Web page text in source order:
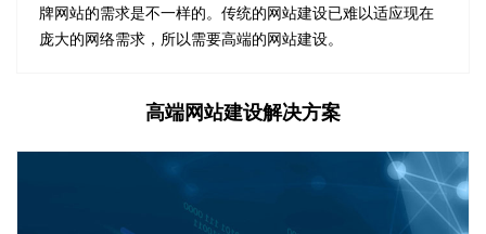
牌网站的需求是不一样的。传统的网站建设已难以适应现在
庞大的网络需求，所以需要高端的网站建设。
高端网站建设解决方案